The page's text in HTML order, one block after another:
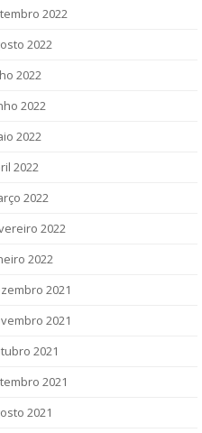
2022
2022
2022
2022
2022
2022
2022
2022
2022
2021
2021
2021
2021
2021